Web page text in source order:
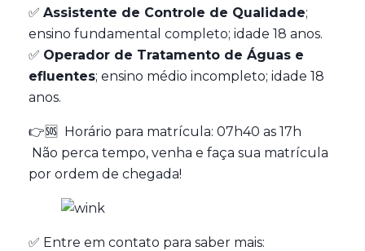
✅ Assistente de Controle de Qualidade;
ensino fundamental completo; idade 18 anos.
✅ Operador de Tratamento de Águas e
efluentes; ensino médio incompleto; idade 18
anos.
👉🆘 Horário para matrícula: 07h40 as 17h
Não perca tempo, venha e faça sua matrícula
por ordem de chegada!
✅ Entre em contato para saber mais: